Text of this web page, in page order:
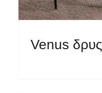
Venus δρυς